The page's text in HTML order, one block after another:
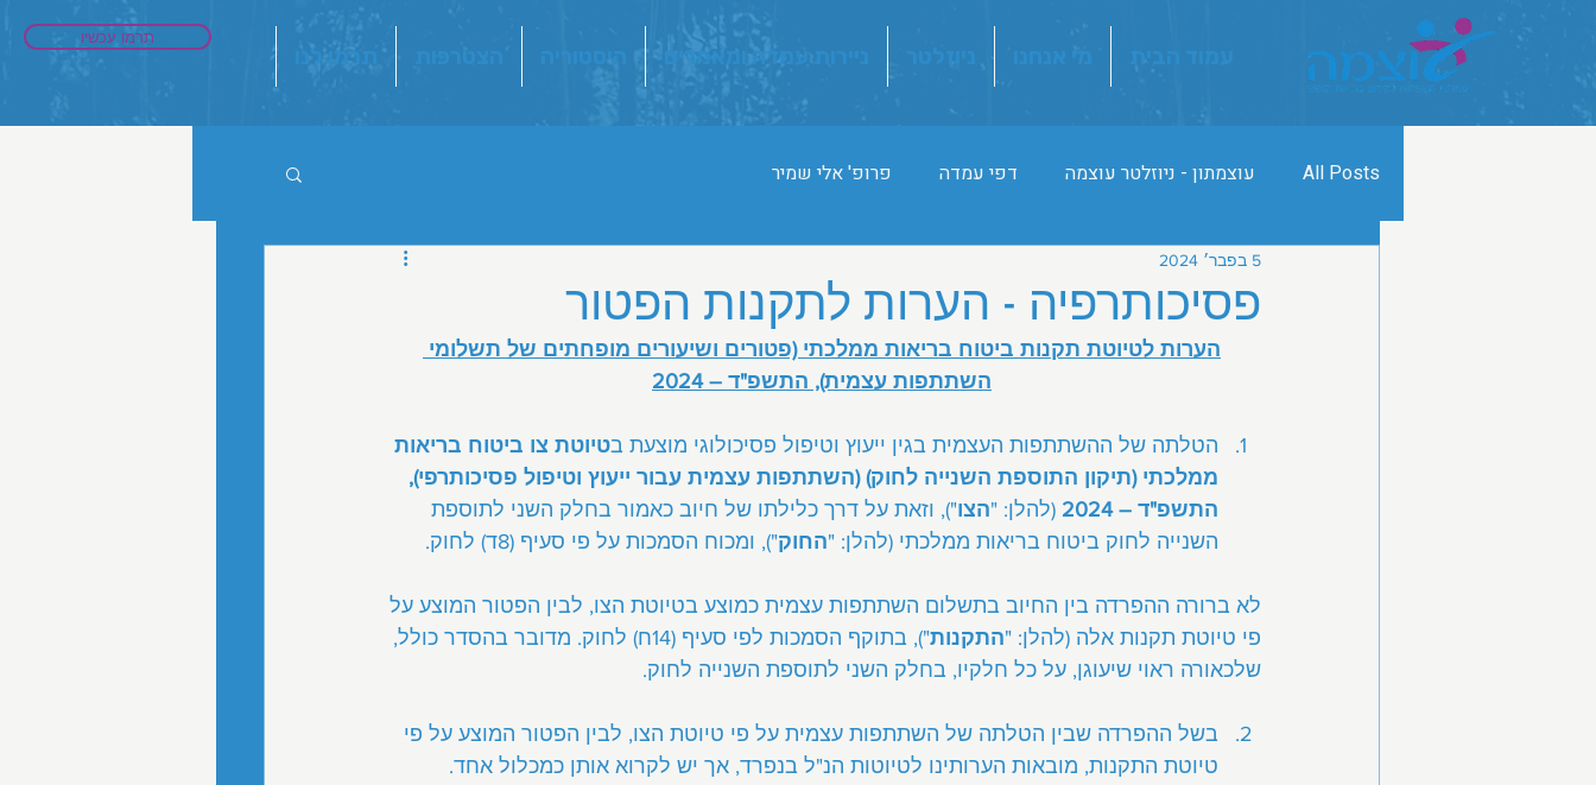
תרמו עכשיו
ניירות עמדה ומאמרים תרמו לנו
All Posts עוצמתון - ניוזלטר עוצמה דפי עמדה פרופ' אלי שמיר
פסיכותרפיה - הערות לתקנות הפטור
5 בפבר׳ 2024
הערות לטיוטת תקנות ביטוח בריאות ממלכתי (פטורים ושיעורים מופחתים של תשלומי
השתתפות עצמית), התשפ"ד – 2024
הטלתה של ההשתתפות העצמית בגין ייעוץ וטיפול פסיכולוגי מוצעת בטיוטת צו ביטוח בריאות
ממלכתי (תיקון התוספת השנייה לחוק) (השתתפות עצמית עבור ייעוץ וטיפול פסיכותרפי),
התשפ"ד – 2024
(להלן: "הצו"), וזאת על דרך כלילתו של חיוב כאמור בחלק השני לתוספת
השנייה לחוק ביטוח בריאות ממלכתי (להלן: "החוק"), ומכוח הסמכות על פי סעיף (8ד) לחוק.
לא ברורה ההפרדה בין החיוב בתשלום השתתפות עצמית כמוצע בטיוטת הצו, לבין הפטור המוצע על
פי טיוטת תקנות אלה (להלן: "התקנות
"), בתוקף הסמכות לפי סעיף (14ח) לחוק. מדובר בהסדר כולל,
שלכאורה ראוי שיעוגן, על כל חלקיו, בחלק השני לתוספת השנייה לחוק.
בשל ההפרדה שבין הטלתה של השתתפות עצמית על פי טיוטת הצו, לבין הפטור המוצע על פי
טיוטת התקנות, מובאות הערותינו לטיוטות הנ"ל בנפרד, אך יש לקרוא אותן כמכלול אחד.